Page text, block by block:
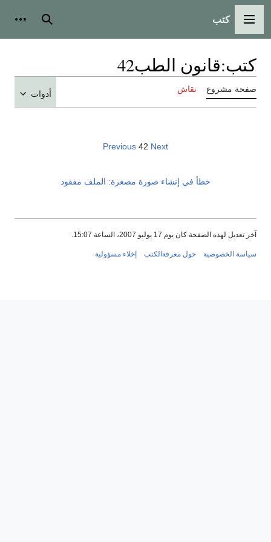
القائمة الرئيسية
كتب بحث
كتب:قانون الطب42
صفحة مشروع نقاش أدوات
Previous 42 Next
خطأ في إنشاء صورة مصغرة: الملف مفقود
آخر تعديل لهذه الصفحة كان يوم 17 يوليو 2007، الساعة 15:07.
سياسة الخصوصية حول معرفةالكتب إخلاء مسؤولية